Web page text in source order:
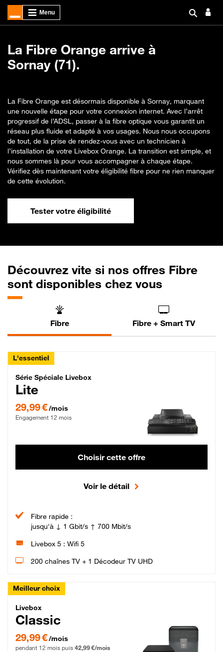
La Fibre Orange arrive à
Sornay (71).
La Fibre Orange est désormais disponible à Sornay, marquant
une nouvelle étape pour votre connexion internet. Avec l’arrêt
progressif de l’ADSL, passer à la fibre optique vous garantit un
réseau plus fluide et adapté à vos usages. Nous nous occupons
de tout, de la prise de rendez-vous avec un technicien à
l’installation de votre Livebox Orange. La transition est simple, et
nous sommes là pour vous accompagner à chaque étape.
Vérifiez dès maintenant votre éligibilité fibre pour ne rien manquer
de cette évolution.
Tester votre éligibilité
Découvrez vite si nos offres Fibre
sont disponibles chez vous
Fibre Fibre + Smart TV
L'essentiel
Série Spéciale Livebox Lite Fibre
Série Spéciale Livebox
Lite
29,99 €/mois
Engagement 12 mois
Choisir cette offre
Voir le détail
Fibre rapide :
jusqu'à ↓ 1 Gbit/s ↑ 700 Mbit/s
Livebox 5 : Wifi 5
200 chaînes TV + 1 Décodeur TV UHD
Meilleur choix
Livebox Classic Fibre
Livebox
Classic
29,99 € par mois pendant 12 mois puis 42,99 € par mois, Engagement 12 mois
29,99 €/mois
pendant 12 mois puis 42,99 €/mois